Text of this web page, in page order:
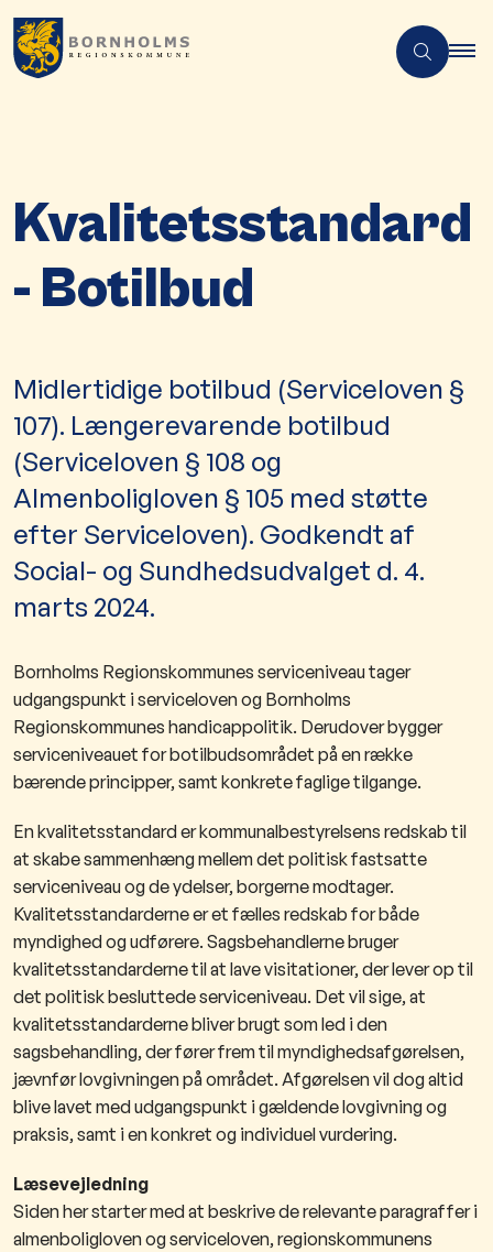
Kvalitetsstandard
- Botilbud
Midlertidige botilbud (Serviceloven §
107). Længerevarende botilbud
(Serviceloven § 108 og
Almenboligloven § 105 med støtte
efter Serviceloven). Godkendt af
Social- og Sundhedsudvalget d. 4.
marts 2024.
Bornholms Regionskommunes serviceniveau tager
udgangspunkt i serviceloven og Bornholms
Regionskommunes handicappolitik. Derudover bygger
serviceniveauet for botilbudsområdet på en række
bærende principper, samt konkrete faglige tilgange.
En kvalitetsstandard er kommunalbestyrelsens redskab til
at skabe sammenhæng mellem det politisk fastsatte
serviceniveau og de ydelser, borgerne modtager.
Kvalitetsstandarderne er et fælles redskab for både
myndighed og udførere. Sagsbehandlerne bruger
kvalitetsstandarderne til at lave visitationer, der lever op til
det politisk besluttede serviceniveau. Det vil sige, at
kvalitetsstandarderne bliver brugt som led i den
sagsbehandling, der fører frem til myndighedsafgørelsen,
jævnfør lovgivningen på området. Afgørelsen vil dog altid
blive lavet med udgangspunkt i gældende lovgivning og
praksis, samt i en konkret og individuel vurdering.
Læsevejledning
Siden her starter med at beskrive de relevante paragraffer i
almenboligloven og serviceloven, regionskommunens